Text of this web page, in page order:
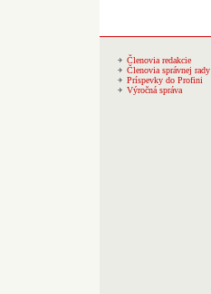
Členovia redakcie
Členovia správnej rady
Príspevky do Profini
Výročná správa